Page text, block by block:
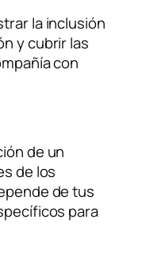
la inclusión
y cubrir las
con
de un
de los
de tus
para